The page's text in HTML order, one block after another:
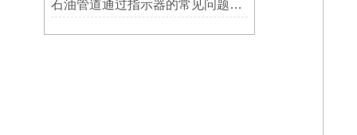
石油管道通过指示器的常见问题及解决方式